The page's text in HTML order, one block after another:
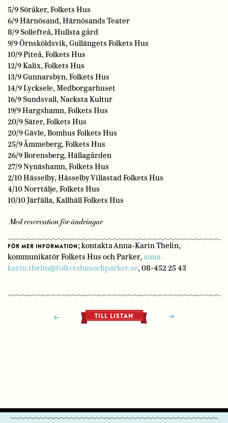
5/9 Söråker, Folkets Hus
6/9 Härnösand, Härnösands Teater
8/9 Sollefteå, Hullsta gård
9/9 Örnsköldsvik, Gullängets Folkets Hus
10/9 Piteå, Folkets Hus
12/9 Kalix, Folkets Hus
13/9 Gunnarsbyn, Folkets Hus
14/9 Lycksele, Medborgarhuset
16/9 Sundsvall, Nacksta Kultur
19/9 Hargshamn, Folkets Hus
20/9 Säter, Folkets Hus
20/9 Gävle, Bomhus Folkets Hus
25/9 Åmmeberg, Folkets Hus
26/9 Borensberg, Hällagården
27/9 Nynäshamn, Folkets Hus
2/10 Hässelby, Hässelby Villastad Folkets Hus
4/10 Norrtälje, Folkets Hus
10/10 Järfälla, Kallhäll Folkets Hus
Med reservation för ändringar
FÖR MER INFORMATION; kontakta Anna-Karin Thelin,
kommunikatör Folkets Hus och Parker,anna-
karin.thelin@folketshusochparker.se, 08-452 25 43
TILL LISTAN